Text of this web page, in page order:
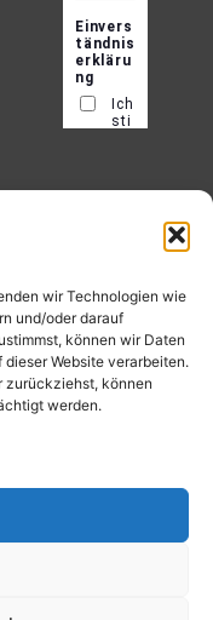
wir Technologien wie
und/oder darauf
können wir Daten
Website verarbeiten.
zurückziehst, können
werden.